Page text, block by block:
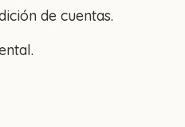
de cuentas.